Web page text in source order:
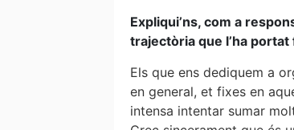
Expliqui’ns, com a
trajectòria que l’ha portat
Els que ens dediquem a
en general, et fixes en
intensa intentar sumar